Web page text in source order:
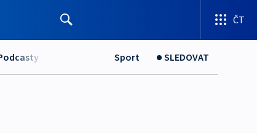
ČT
Sport SLEDOVAT